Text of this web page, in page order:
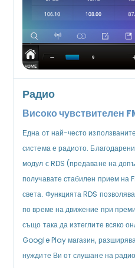
Радио
Високо чувствителен
Една от най-често
система е радиото.
модул с RDS (предаване на
получавате стабилен прием на
света. Функцията RDS
по време на движение при
също така да изтеглите всяко
Google Play магазин,
нуждите Ви от слушане на